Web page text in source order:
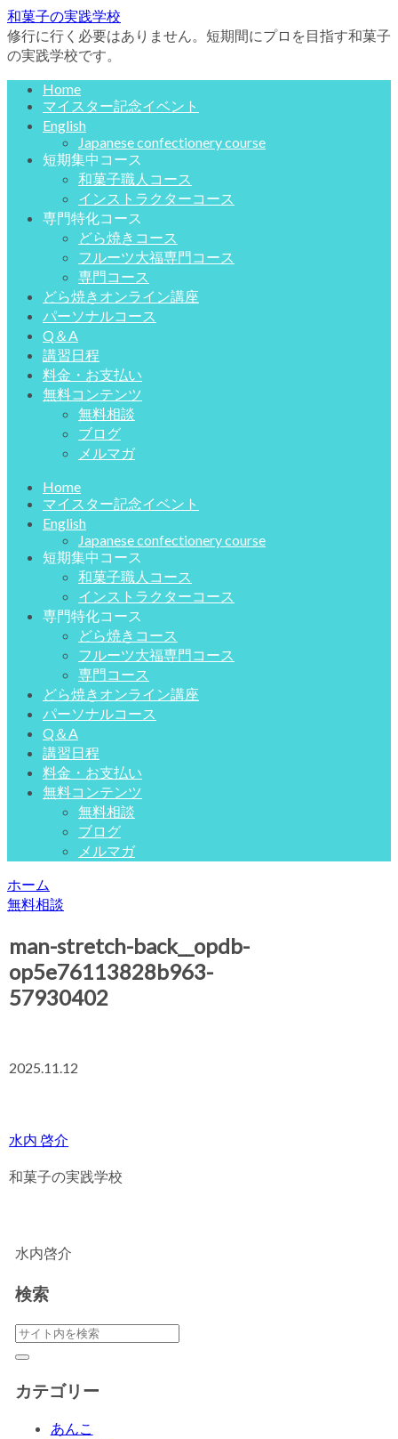
和菓子の実践学校
修行に行く必要はありません。短期間にプロを目指す和菓子
の実践学校です。
Home
マイスター記念イベント
English
Japanese confectionery course
短期集中コース
和菓子職人コース
インストラクターコース
専門特化コース
どら焼きコース
フルーツ大福専門コース
専門コース
どら焼きオンライン講座
パーソナルコース
Q＆A
講習日程
料金・お支払い
無料コンテンツ
無料相談
ブログ
メルマガ
Home
マイスター記念イベント
English
Japanese confectionery course
短期集中コース
和菓子職人コース
インストラクターコース
専門特化コース
どら焼きコース
フルーツ大福専門コース
専門コース
どら焼きオンライン講座
パーソナルコース
Q＆A
講習日程
料金・お支払い
無料コンテンツ
無料相談
ブログ
メルマガ
ホーム
無料相談
man-stretch-back__opdb-
op5e76113828b963-
57930402
2025.11.12
水内 啓介
和菓子の実践学校
水内啓介
検索
カテゴリー
あんこ